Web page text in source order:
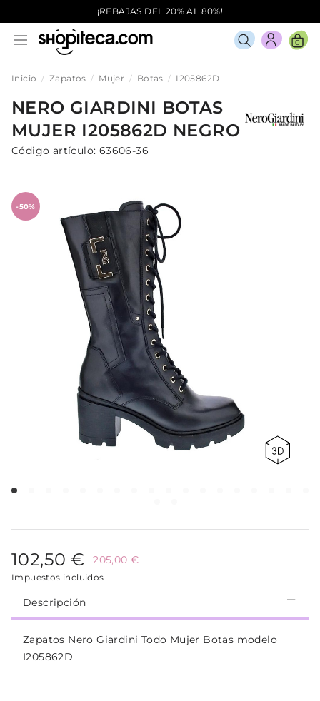
¡REBAJAS DEL 20% AL 80%!
0
Inicio Zapatos Mujer Botas I205862D
NERO GIARDINI BOTAS
MUJER I205862D NEGRO
Código artículo: 63606-36
-50%
102,50 € 205,00 €
Impuestos incluidos
Descripción
Zapatos Nero Giardini Todo Mujer Botas modelo
I205862D